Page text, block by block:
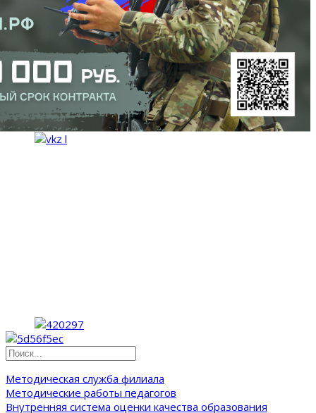
Методическая служба филиала
Методические работы педагогов
Внутренняя система оценки качества образования